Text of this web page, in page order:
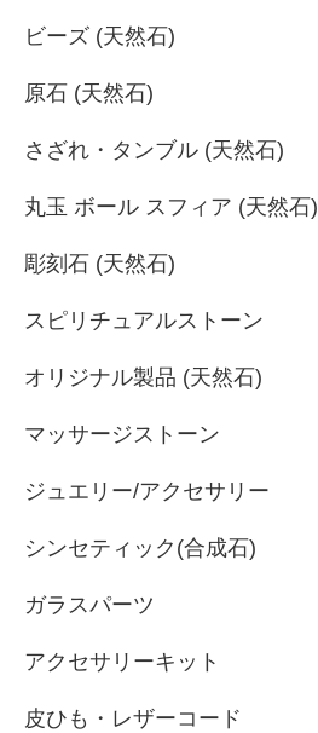
ビーズ (天然石)
原石 (天然石)
さざれ・タンブル (天然石)
丸玉 ボール スフィア (天然石)
彫刻石 (天然石)
スピリチュアルストーン
オリジナル製品 (天然石)
マッサージストーン
ジュエリー/アクセサリー
シンセティック(合成石)
ガラスパーツ
アクセサリーキット
皮ひも・レザーコード